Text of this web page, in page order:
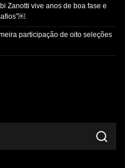
Zanotti vive anos de boa fase e
participação de oito seleções